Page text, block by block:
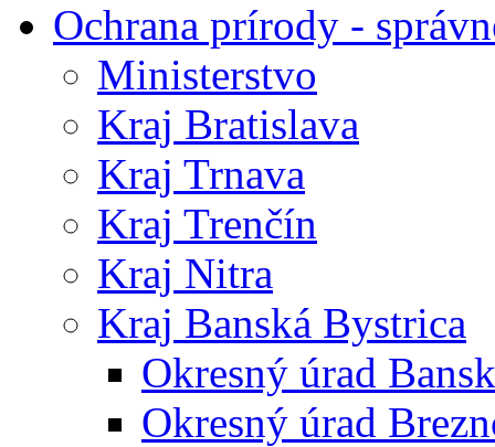
Ochrana prírody -
Ministerstvo
Kraj Bratislava
Kraj Trnava
Kraj Trenčín
Kraj Nitra
Kraj Banská Bystrica
Okresný úrad
Okresný úrad